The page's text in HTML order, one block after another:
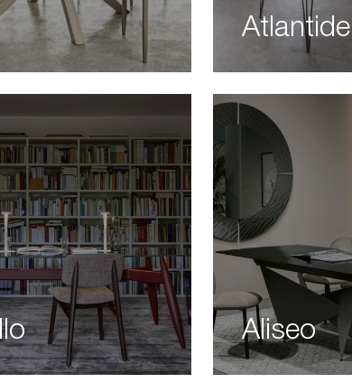
Atlantide
Aliseo